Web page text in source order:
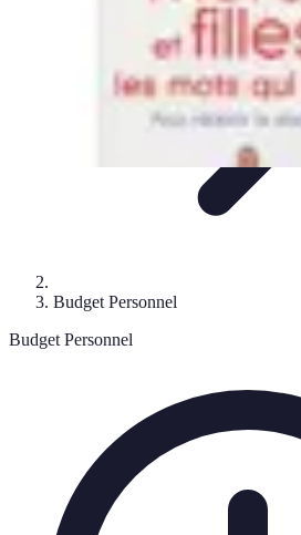
Budget Personnel
Budget Personnel